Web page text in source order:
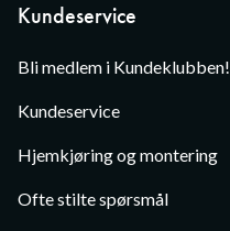
Kundeservice
Bli medlem i Kundeklubben!
Kundeservice
Hjemkjøring og montering
Ofte stilte spørsmål